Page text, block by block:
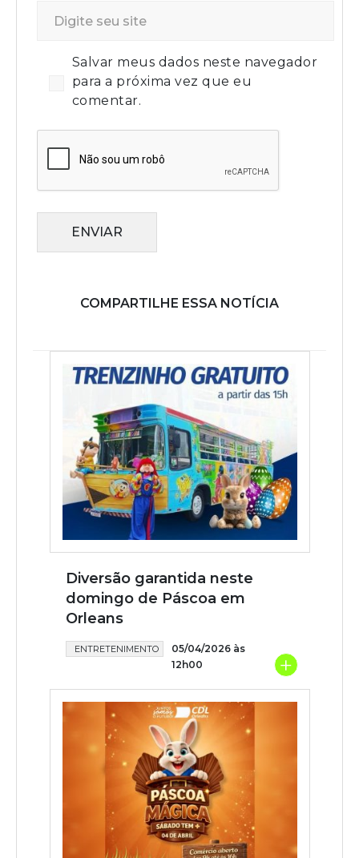
Salvar meus dados neste navegador
para a próxima vez que eu
comentar.
ENVIAR
COMPARTILHE ESSA NOTÍCIA
Diversão garantida neste
domingo de Páscoa em
Orleans
ENTRETENIMENTO
05/04/2026 às
12h00
+